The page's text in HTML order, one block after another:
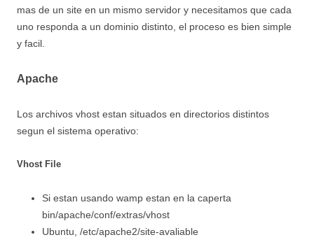
mas de un site en un mismo servidor y necesitamos que cada
uno responda a un dominio distinto, el proceso es bien simple
y facil.
Apache
Los archivos vhost estan situados en directorios distintos
segun el sistema operativo:
Vhost File
Si estan usando wamp estan en la caperta
bin/apache/conf/extras/vhost
Ubuntu, /etc/apache2/site-avaliable